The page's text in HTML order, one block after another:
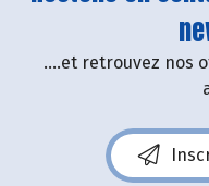
....et retrouvez nos